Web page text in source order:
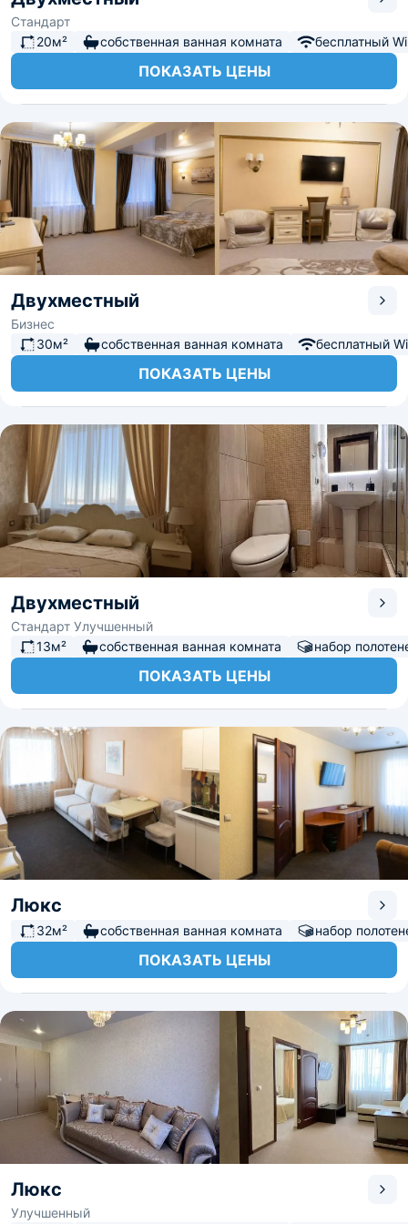
Стандарт
20м²
собственная ванная комната бесплатный
ПОКАЗАТЬ ЦЕНЫ
Двухместный
Бизнес
30м²
собственная ванная комната бесплатный
ПОКАЗАТЬ ЦЕНЫ
Двухместный
Стандарт Улучшенный
13м²
собственная ванная комната набор
ПОКАЗАТЬ ЦЕНЫ
Люкс
32м² собственная ванная комната набор
ПОКАЗАТЬ ЦЕНЫ
Люкс
Улучшенный